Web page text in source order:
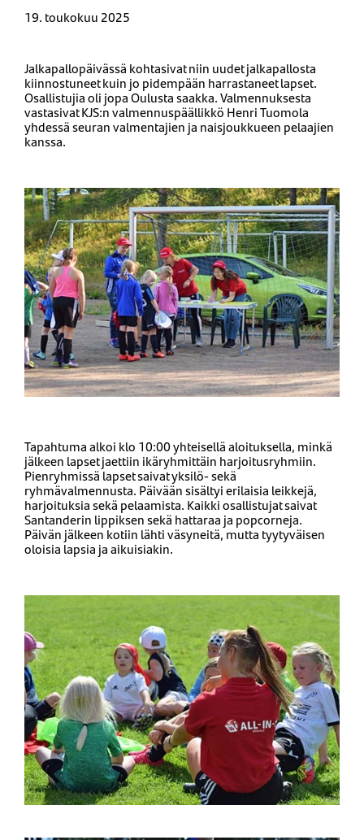
19. toukokuu 2025
​​​​​Jalkapallopäivässä kohtasivat niin uudet jalkapallosta
kiinnostuneet kuin jo pidempään harrastaneet lapset.
Osallistujia oli jopa Oulusta saakka. Valmennuksesta
vastasivat KJS:n valmennuspäällikkö Henri Tuomola
yhdessä seuran valmentajien ja naisjoukkueen pelaajien
kanssa.
Tapahtuma alkoi klo 10:00 yhteisellä aloituksella, minkä
jälkeen lapset jaettiin ikäryhmittäin harjoitusryhmiin.
Pienryhmissä lapset saivat yksilö- sekä
ryhmävalmennusta. Päivään sisältyi erilaisia leikkejä,
harjoituksia sekä pelaamista. Kaikki osallistujat saivat
Santanderin lippiksen sekä hattaraa ja popcorneja.
Päivän jälkeen kotiin lähti väsyneitä, mutta tyytyväisen
oloisia lapsia ja aikuisiakin.